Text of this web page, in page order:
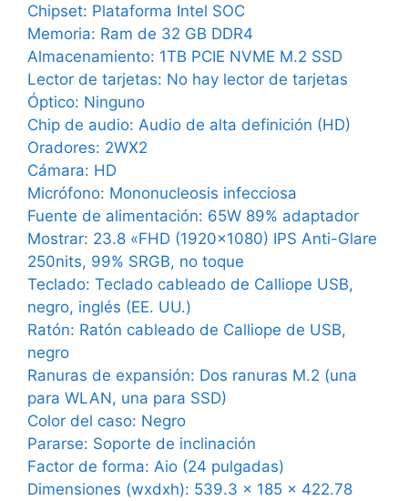
Chipset: Plataforma Intel SOC
Memoria: Ram de 32 GB DDR4
Almacenamiento: 1TB PCIE NVME M.2 SSD
Lector de tarjetas: No hay lector de tarjetas
Óptico: Ninguno
Chip de audio: Audio de alta definición (HD)
Oradores: 2WX2
Cámara: HD
Micrófono: Mononucleosis infecciosa
Fuente de alimentación: 65W 89% adaptador
Mostrar: 23.8 «FHD (1920×1080) IPS Anti-Glare
250nits, 99% SRGB, no toque
Teclado: Teclado cableado de Calliope USB,
negro, inglés (EE. UU.)
Ratón: Ratón cableado de Calliope de USB,
negro
Ranuras de expansión: Dos ranuras M.2 (una
para WLAN, una para SSD)
Color del caso: Negro
Pararse: Soporte de inclinación
Factor de forma: Aio (24 pulgadas)
Dimensiones (wxdxh): 539.3 x 185 x 422.78